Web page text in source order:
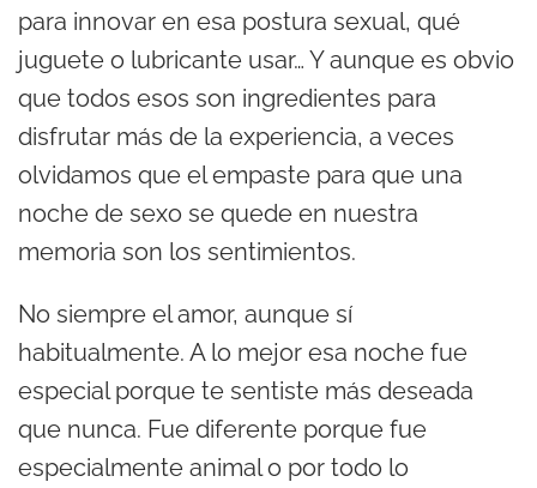
para innovar en esa postura sexual, qué
juguete o lubricante usar… Y aunque es obvio
que todos esos son ingredientes para
disfrutar más de la experiencia, a veces
olvidamos que el empaste para que una
noche de sexo se quede en nuestra
memoria son los sentimientos.
No siempre el amor, aunque sí
habitualmente. A lo mejor esa noche fue
especial porque te sentiste más deseada
que nunca. Fue diferente porque fue
especialmente animal o por todo lo